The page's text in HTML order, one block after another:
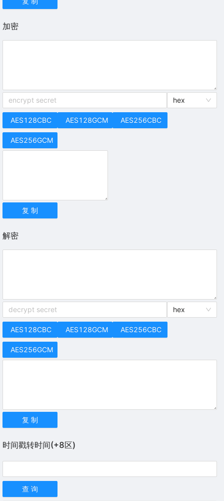
加密
hex
AES128CBC AES128GCM AES256CBC
AES256GCM
复 制
解密
hex
AES128CBC AES128GCM AES256CBC
AES256GCM
复 制
时间戳转时间(+8区)
查 询